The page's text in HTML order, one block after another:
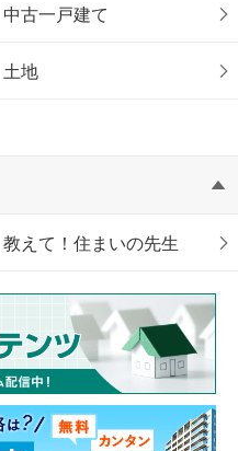
中古一戸建て
土地
教えて！住まいの先生